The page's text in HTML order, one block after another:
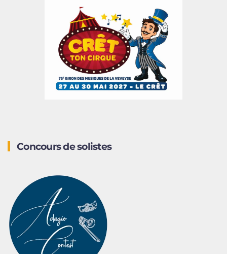
Concours de solistes